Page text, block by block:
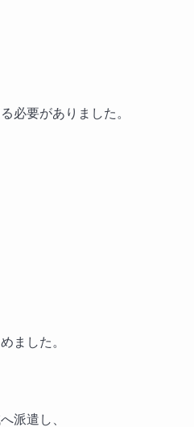
必要がありました。
ました。
派遣し、